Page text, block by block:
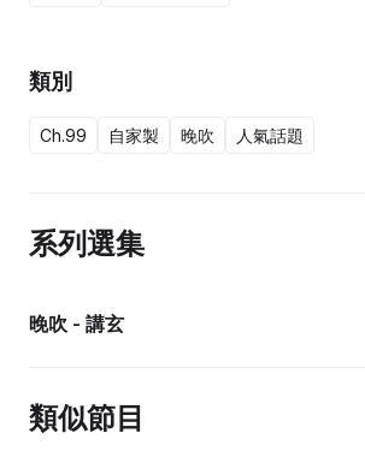
類別
Ch.99 自家製 晚吹 人氣話題
系列選集
晚吹 - 講玄
類似節目